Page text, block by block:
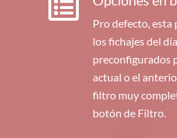
Pro defecto, esta
los fichajes del
preconfigurados
actual o el
filtro muy
botón de Filtro.